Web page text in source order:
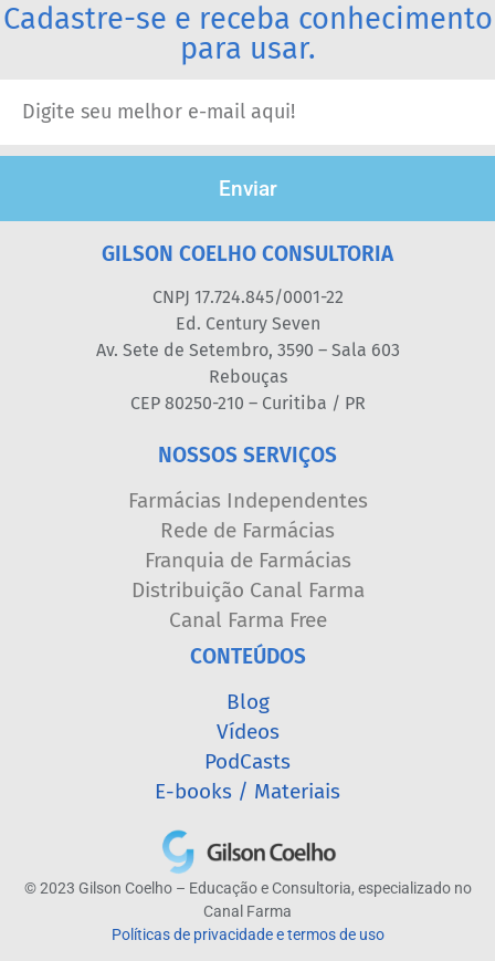
Cadastre-se e receba conhecimento
para usar.
Enviar
GILSON COELHO CONSULTORIA
CNPJ 17.724.845/0001-22
Ed. Century Seven
Av. Sete de Setembro, 3590 – Sala 603
Rebouças
CEP 80250-210 – Curitiba / PR
NOSSOS SERVIÇOS
Farmácias Independentes
Rede de Farmácias
Franquia de Farmácias
Distribuição Canal Farma
Canal Farma Free
CONTEÚDOS
Blog
Vídeos
PodCasts
E-books / Materiais
© 2023 Gilson Coelho – Educação e Consultoria, especializado no
Canal Farma
Políticas de privacidade e termos de uso